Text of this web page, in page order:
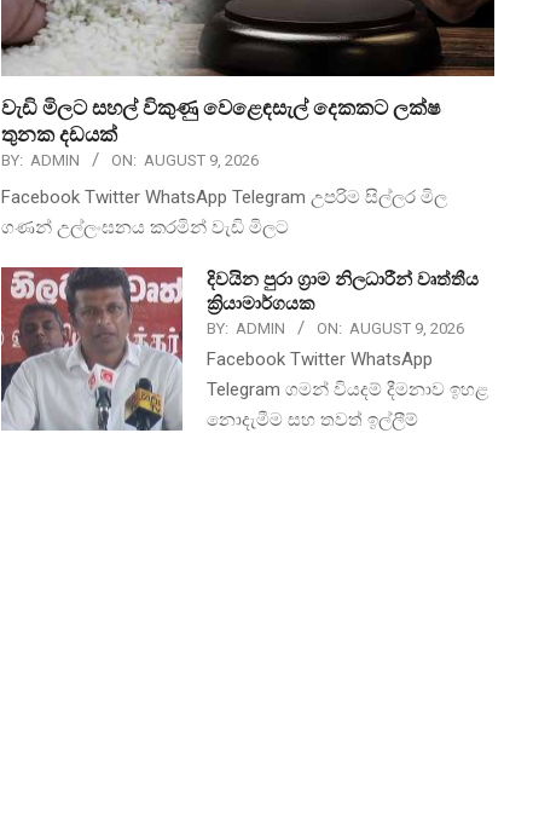
වැඩි මිලට සහල් විකුණු වෙළෙඳසැල් දෙකකට ලක්ෂ
තුනක දඩයක්
BY: ADMIN ON: AUGUST 9, 2026
Facebook Twitter WhatsApp Telegram උපරිම සිල්ලර මිල
ගණන් උල්ලංඝනය කරමින් වැඩි මිලට
දිවයින පුරා ග්‍රාම නිලධාරීන් වෘත්තීය
ක්‍රියාමාර්ගයක
BY: ADMIN ON: AUGUST 9, 2026
Facebook Twitter WhatsApp
Telegram ගමන් වියදම් දීමනාව ඉහළ
නොදැමීම සහ තවත් ඉල්ලීම්